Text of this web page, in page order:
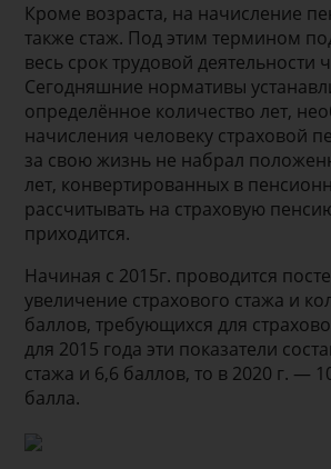
Кроме возраста, на начисление
также стаж. Под этим термином
весь срок трудовой деятельности
Сегодняшние нормативы
определённое количество лет,
начисления человеку страховой
за свою жизнь не набрал
лет, конвертированных в
рассчитывать на страховую
приходится.
Начиная с 2015г. проводится
увеличение страхового стажа и
баллов, требующихся для
для 2015 года эти показатели
стажа и 6,6 баллов, то в 2020 г. —
балла.